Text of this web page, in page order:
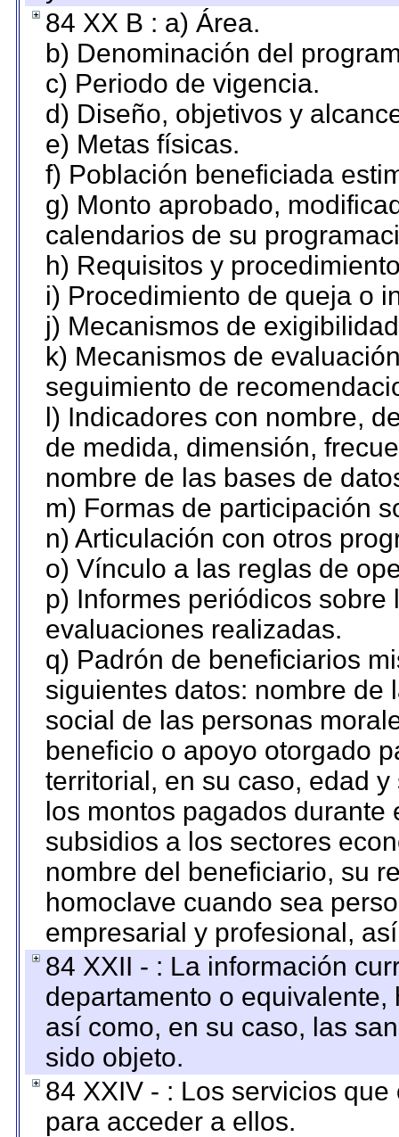
84 XX B : a) Área.
b) Denominación del
c) Periodo de vigencia.
d) Diseño, objetivos y
e) Metas físicas.
f) Población beneficiada
g) Monto aprobado,
calendarios de su
h) Requisitos y
i) Procedimiento de queja o
j) Mecanismos de
k) Mecanismos de
seguimiento de
l) Indicadores con nombre,
de medida, dimensión,
nombre de las bases de
m) Formas de participación
n) Articulación con otros
o) Vínculo a las reglas de
p) Informes periódicos
evaluaciones realizadas.
q) Padrón de beneficiarios
siguientes datos: nombre de
social de las personas
beneficio o apoyo otorgado
territorial, en su caso, edad
los montos pagados
subsidios a los sectores
nombre del beneficiario, su
homoclave cuando sea
empresarial y profesional,
84 XXII - : La información
departamento o
así como, en su caso, las
sido objeto.
84 XXIV - : Los servicios
para acceder a ellos.